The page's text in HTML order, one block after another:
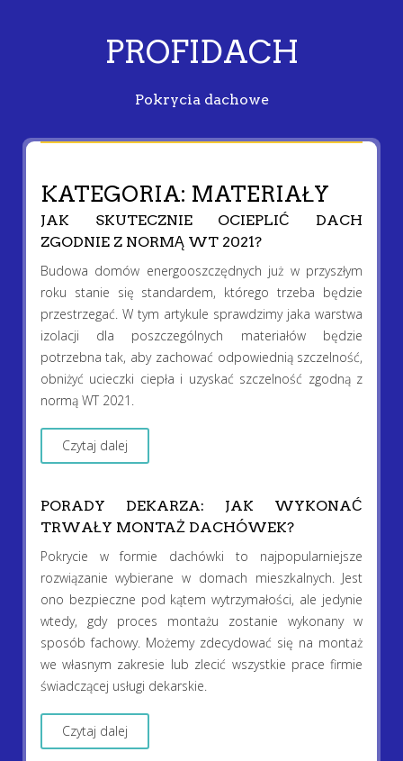
PROFIDACH
Pokrycia dachowe
KATEGORIA: MATERIAŁY
JAK SKUTECZNIE OCIEPLIĆ DACH
ZGODNIE Z NORMĄ WT 2021?
Budowa domów energooszczędnych już w przyszłym
roku stanie się standardem, którego trzeba będzie
przestrzegać. W tym artykule sprawdzimy jaka warstwa
izolacji dla poszczególnych materiałów będzie
potrzebna tak, aby zachować odpowiednią szczelność,
obniżyć ucieczki ciepła i uzyskać szczelność zgodną z
normą WT 2021.
Czytaj dalej
PORADY DEKARZA: JAK WYKONAĆ
TRWAŁY MONTAŻ DACHÓWEK?
Pokrycie w formie dachówki to najpopularniejsze
rozwiązanie wybierane w domach mieszkalnych. Jest
ono bezpieczne pod kątem wytrzymałości, ale jedynie
wtedy, gdy proces montażu zostanie wykonany w
sposób fachowy. Możemy zdecydować się na montaż
we własnym zakresie lub zlecić wszystkie prace firmie
świadczącej usługi dekarskie.
Czytaj dalej